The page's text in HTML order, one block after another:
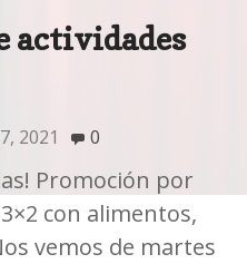
actividades
2021 0
Promoción por
con alimentos,
vemos de martes